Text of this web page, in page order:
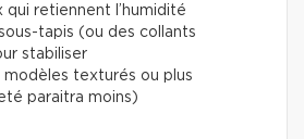
qui retiennent l’humidité
tapis (ou des collants
stabiliser
modèles texturés ou plus
paraitra moins)